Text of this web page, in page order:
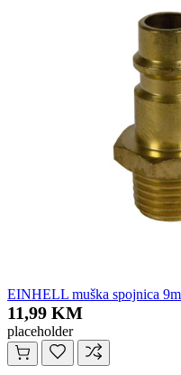
EINHELL muška spojnica
11,99 KM
placeholder